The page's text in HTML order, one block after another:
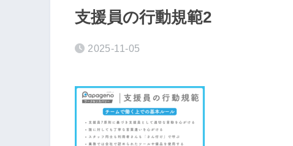
支援員の行動規範2
2025-11-05